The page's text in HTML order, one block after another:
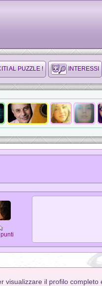
AL PUZZLE ! INTERESSI
visualizzare il profilo